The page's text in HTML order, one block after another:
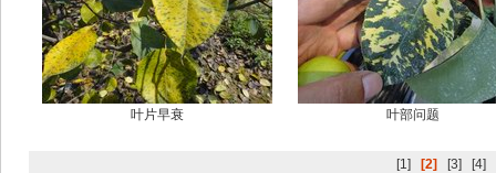
叶片早衰 叶部问题
[1] [2] [3] [4]